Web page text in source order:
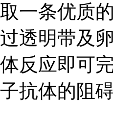
取一条优质
过透明带及
体反应即可
子抗体的阻